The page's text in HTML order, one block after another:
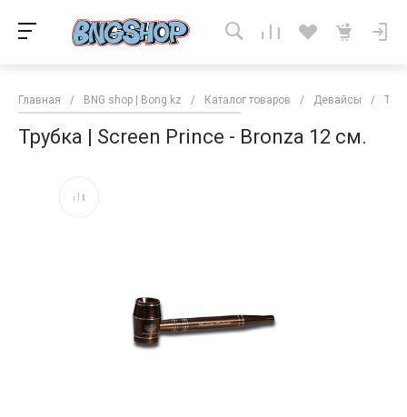
Главная / BNG shop | Bong.kz / Каталог товаров / Девайсы /
Трубка | Screen Prince - Bronza 12 см.